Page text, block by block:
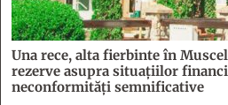
Una rece, alta fierbinte în
rezerve asupra situaţiilor
neconformităţi semnificative